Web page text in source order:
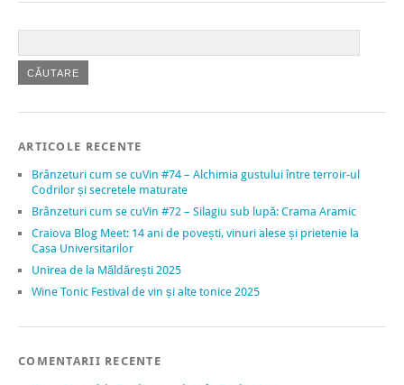
ARTICOLE RECENTE
Brânzeturi cum se cuVin #74 – Alchimia gustului între terroir-ul
Codrilor și secretele maturate
Brânzeturi cum se cuVin #72 – Silagiu sub lupă: Crama Aramic
Craiova Blog Meet: 14 ani de povești, vinuri alese și prietenie la
Casa Universitarilor
Unirea de la Măldărești 2025
Wine Tonic Festival de vin și alte tonice 2025
COMENTARII RECENTE